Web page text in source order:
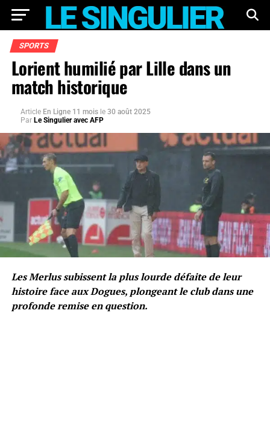
SPORTS
Lorient humilié par Lille dans un
match historique
Article En Ligne 11 mois le 30 août 2025
Par Le Singulier avec AFP
Les Merlus subissent la plus lourde défaite de leur
histoire face aux Dogues, plongeant le club dans une
profonde remise en question.